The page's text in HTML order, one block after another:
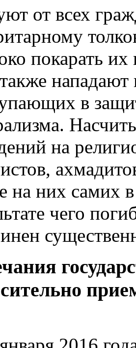
от всех
покарать
нападают
в
на
на них самих
чего